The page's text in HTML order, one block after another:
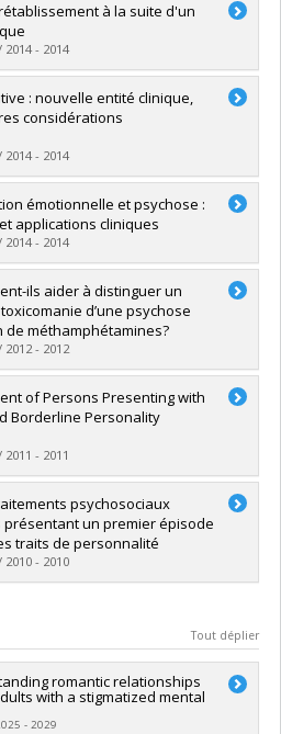
A.
Papyrus
à la suite d'un
- 2014
Papyrus
: nouvelle entité clinique,
considérations
- 2014
Marie-Christine
Papyrus
émotionnelle et psychose :
applications cliniques
- 2014
Papyrus
ils aider à distinguer un
d’une psychose
méthamphétamines?
- 2012
Papyrus
of Persons Presenting with
Borderline Personality
- 2011
Papyrus
psychosociaux
un premier épisode
traits de personnalité
- 2010
Papyrus
Tout déplier
romantic relationships
with a stigmatized mental
- 2029